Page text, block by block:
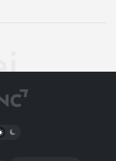
PŘEPNOUT SVĚTLÝ/TMAVÝ REŽIM